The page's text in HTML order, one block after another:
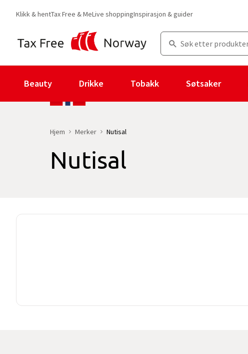
Klikk & hentTax Free & MeLive shoppingInspirasjon & guider
Beauty Drikke Tobakk Søtsaker
Hjem Merker Nutisal
Nutisal